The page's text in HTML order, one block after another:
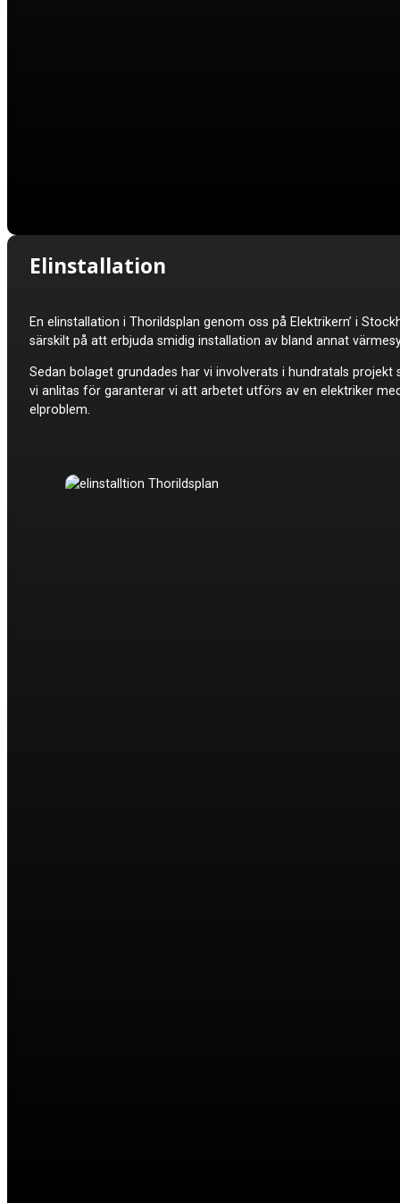
Elinstallation
En elinstallation i Thorildsplan genom oss på Elektrikern’ i
särskilt på att erbjuda smidig installation av bland annat
Sedan bolaget grundades har vi involverats i hundratals
vi anlitas för garanterar vi att arbetet utförs av en elektriker
elproblem.